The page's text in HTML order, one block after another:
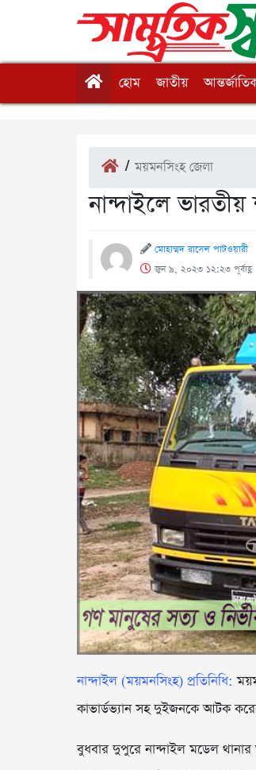
হোম জাতীয়
/ময়মনসিংহ জেলা
নান্দাইলে
মোহাম্মদ রাসেল পাটওয়ারী
জুন ৯, ২০২৩ ১২:২৩ পূর্বাহ্ণ
নান্দাইল (ময়মনসিংহ) প্রতিনিধি:
কাভার্ডভ্যান সহ দুইজনকে আটক
বুধবার দুপুরে নান্দাইল মডেল